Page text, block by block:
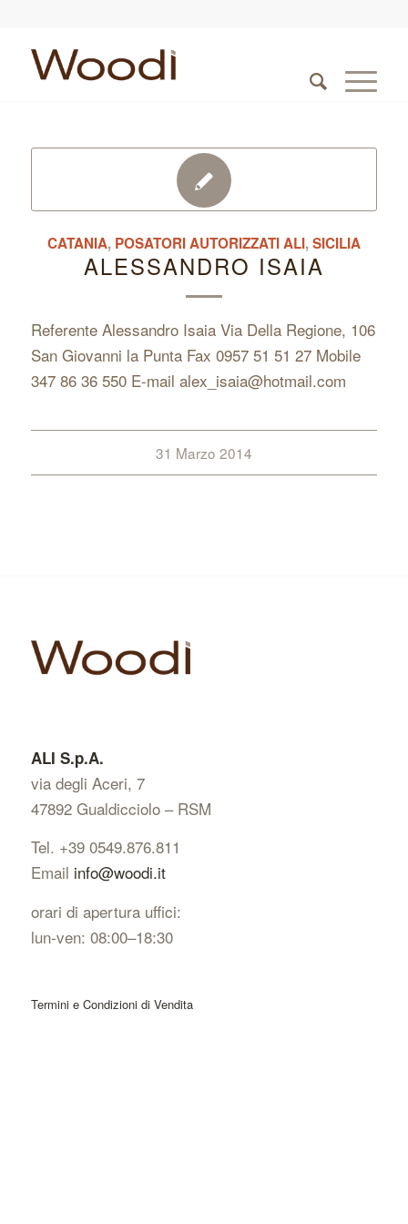
CATANIA, POSATORI AUTORIZZATI ALI,SICILIA
ALESSANDRO ISAIA
Referente Alessandro Isaia Via Della Regione, 106
San Giovanni la Punta Fax 0957 51 51 27 Mobile
347 86 36 550 E-mail alex_isaia@hotmail.com
31 Marzo 2014
ALI S.p.A.
via degli Aceri, 7
47892 Gualdicciolo – RSM
Tel. +39 0549.876.811
Email info@woodi.it
orari di apertura uffici:
lun-ven: 08:00–18:30
Termini e Condizioni di Vendita